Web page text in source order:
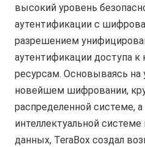
высокий уровень
аутентификации с
разрешением
аутентификации доступа
ресурсам. Основываясь на
новейшем шифровании,
распределенной системе,
интеллектуальной
данных, TeraBox создал